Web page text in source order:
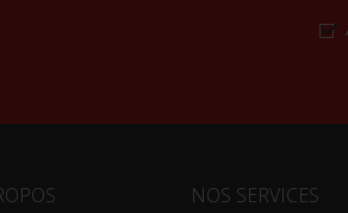
NOS SERVICES